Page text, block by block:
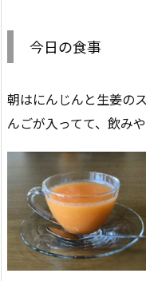
今日の食事
朝はにんじんと生姜の
んごが入ってて、飲み